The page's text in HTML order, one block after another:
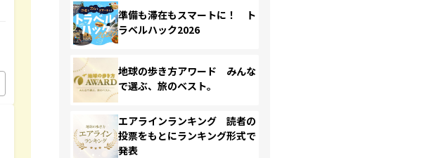
準備も滞在もスマートに！ ト
ラベルハック2026
地球の歩き方アワード みんな
で選ぶ、旅のベスト。
エアラインランキング 読者の
投票をもとにランキング形式で
発表